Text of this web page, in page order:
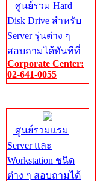
ศูนย์รวม Hard
Disk Drive สำหรับ
Server รุ่นต่าง ๆ
สอบถามได้ทันทีที่
Corporate Center:
02-641-0055
ศูนย์รวมแรม
Server และ
Workstation ชนิด
ต่าง ๆ สอบถามได้